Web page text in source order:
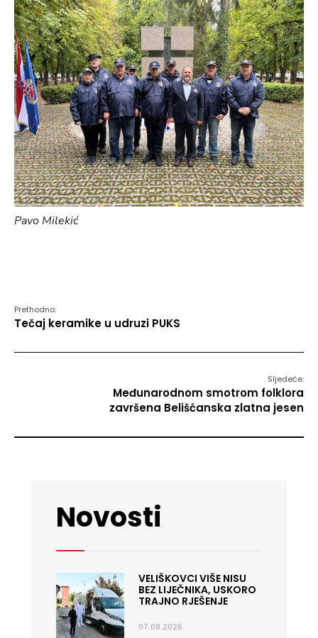
Pavo Milekić
Prethodno:
Tečaj keramike u udruzi PUKS
Sljedeće:
Međunarodnom smotrom folklora
završena Belišćanska zlatna jesen
Novosti
VELIŠKOVCI VIŠE NISU
BEZ LIJEČNIKA, USKORO
TRAJNO RJEŠENJE
07.08.2026.